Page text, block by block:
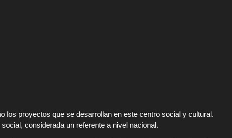
los proyectos que se desarrollan en este centro social y cultural.
considerada un referente a nivel nacional.